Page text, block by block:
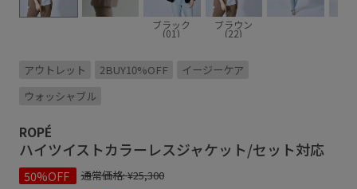
ブラック
(01)
ブラウン
(22)
アウトレット 2BUY10%OFF
イージーケア
ウォッシャブル
ROPÉ
ハイツイストカラーレスジャケット/セット対応
50%OFF 通常価格:¥25,300